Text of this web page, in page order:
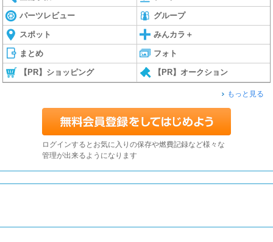
パーツレビュー グループ
スポット みんカラ＋
まとめ フォト
【PR】ショッピング 【PR】オークション
もっと見る
ログインするとお気に入りの保存や燃費記録など様々な
管理が出来るようになります